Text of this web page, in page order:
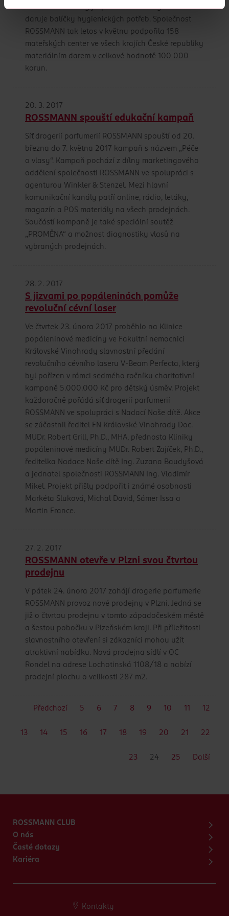
K provozu stránek, personalizaci obsahu a reklam, funkcí sociálních
Více najdete v prohlášení o ochraně osobních údajů.
Děkujeme za pochopení. > více o cookies<
2014 a od té doby již pravidelně každým rokem
daruje balíčky hygienických potřeb. Společnost
ROSSMANN tak letos v květnu podpořila 158
mateřských center ve všech krajích České republiky
materiálním darem v celkové hodnotě 100 000
korun.
20. 3. 2017
ROSSMANN spouští edukační kampaň
Síť drogerií parfumerií ROSSMANN spouští od 20.
března do 7. května 2017 kampaň s názvem „Péče
o vlasy“. Kampaň pochází z dílny marketingového
oddělení společnosti ROSSMANN ve spolupráci s
agenturou Winkler & Stenzel. Mezi hlavní
komunikační kanály patří online, rádio, letáky,
magazín a POS materiály na všech prodejnách.
Součástí kampaně je také speciální soutěž
„PROMĚNA“ a možnost diagnostiky vlasů na
vybraných prodejnách.
28. 2. 2017
S jizvami po popáleninách pomůže
revoluční cévní laser
Ve čtvrtek 23. února 2017 proběhlo na Klinice
popáleninové medicíny ve Fakultní nemocnici
Královské Vinohrady slavnostní předání
revolučního cévního laseru V-Beam Perfecta, který
byl pořízen v rámci sedmého ročníku charitativní
kampaně 5.000.000 Kč pro dětský úsměv. Projekt
každoročně pořádá síť drogerií parfumerií
ROSSMANN ve spolupráci s Nadací Naše dítě. Akce
se zúčastnil ředitel FN Královské Vinohrady Doc.
MUDr. Robert Grill, Ph.D., MHA, přednosta Kliniky
popáleninové medicíny MUDr. Robert Zajíček, Ph.D.,
ředitelka Nadace Naše dítě Ing. Zuzana Baudyšová
a jednatel společnosti ROSSMANN Ing. Vladimír
Mikel. Projekt přišly podpořit i známé osobnosti
Markéta Sluková, Michal David, Sámer Issa a
Martin France.
27. 2. 2017
ROSSMANN otevře v Plzni svou čtvrtou
prodejnu
V pátek 24. února 2017 zahájí drogerie parfumerie
ROSSMANN provoz nové prodejny v Plzni. Jedná se
již o čtvrtou prodejnu v tomto západočeském městě
a šestou pobočku v Plzeňském kraji. Při příležitosti
slavnostního otevření si zákazníci mohou užít
atraktivní nabídku. Nová prodejna sídlí v OC
Rondel na adrese Lochotinská 1108/18 a nabízí
prodejní plochu o velikosti 287 m2.
Předchozí 5 6 7 8 9 10 11 12
13 14 15 16 17 18 19 20 21 22
23 24 25 Další
ROSSMANN CLUB
O nás
Časté dotazy
Kariéra
Kontakty